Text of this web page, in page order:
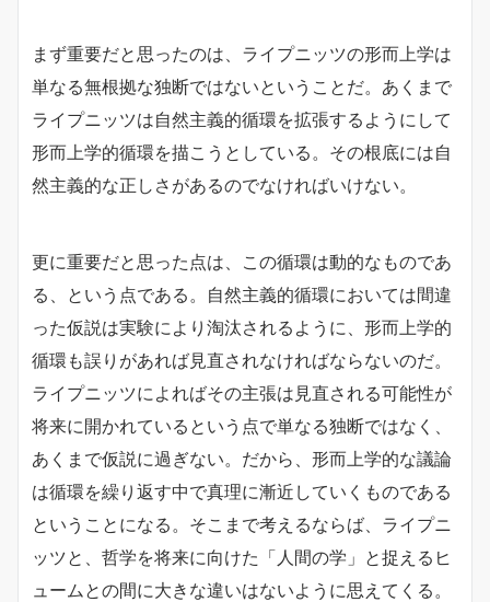
まず重要だと思ったのは、ライプニッツの形而上学は
単なる無根拠な独断ではないということだ。あくまで
ライプニッツは自然主義的循環を拡張するようにして
形而上学的循環を描こうとしている。その根底には自
然主義的な正しさがあるのでなければいけない。
更に重要だと思った点は、この循環は動的なものであ
る、という点である。自然主義的循環においては間違
った仮説は実験により淘汰されるように、形而上学的
循環も誤りがあれば見直されなければならないのだ。
ライプニッツによればその主張は見直される可能性が
将来に開かれているという点で単なる独断ではなく、
あくまで仮説に過ぎない。だから、形而上学的な議論
は循環を繰り返す中で真理に漸近していくものである
ということになる。そこまで考えるならば、ライプニ
ッツと、哲学を将来に向けた「人間の学」と捉えるヒ
ュームとの間に大きな違いはないように思えてくる。